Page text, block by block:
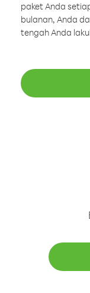
paket Anda
bulanan, Anda
tengah Anda